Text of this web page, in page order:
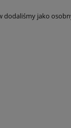
dodaliśmy jako